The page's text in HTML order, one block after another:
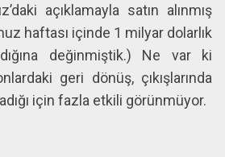
açıklamayla satın alınmış
haftası içinde 1 milyar dolarlık
değinmiştik.) Ne var ki
geri dönüş, çıkışlarında
için fazla etkili görünmüyor.